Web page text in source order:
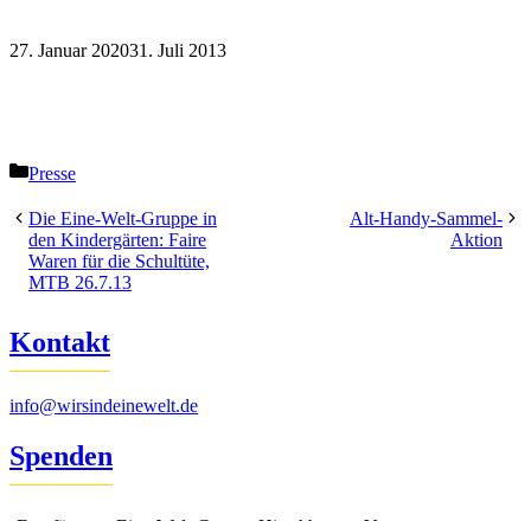
27. Januar 202031. Juli 2013
Kategorien
Presse
Die Eine-Welt-Gruppe in
den Kindergärten: Faire
Waren für die Schultüte,
MTB 26.7.13
Alt-Handy-Sammel-
Aktion
Kontakt
info@wirsindeinewelt.de
Spenden